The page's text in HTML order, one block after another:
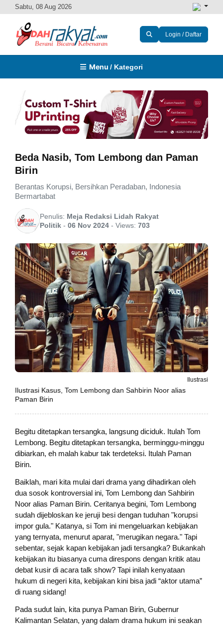
Sabtu, 08 Aug 2026
Login / Daftar
Menu / Kategori
Beda Nasib, Tom Lembong dan Paman
Birin
Berantas Korupsi, Bersihkan Peradaban, Indonesia
Bermartabat
Penulis: Meja Redaksi Lidah Rakyat
Politik - 06 Nov 2024 - Views: 703
Ilustrasi
Ilustrasi Kasus, Tom Lembong dan Sahbirin Noor alias
Paman Birin
Begitu ditetapkan tersangka, langsung diciduk. Itulah Tom
Lembong. Begitu ditetapkan tersangka, berminggu-minggu
dibiarkan, eh malah kabur tak terdeteksi. Itulah Paman
Birin.
Baiklah, mari kita mulai dari drama yang dihadirkan oleh
dua sosok kontroversial ini, Tom Lembong dan Sahbirin
Noor alias Paman Birin. Ceritanya begini, Tom Lembong
sudah dijebloskan ke jeruji besi dengan tuduhan "korupsi
impor gula." Katanya, si Tom ini mengeluarkan kebijakan
yang ternyata, menurut aparat, "merugikan negara." Tapi
sebentar, sejak kapan kebijakan jadi tersangka? Bukankah
kebijakan itu biasanya cuma direspons dengan kritik atau
debat kusir di acara talk show? Tapi inilah kenyataan
hukum di negeri kita, kebijakan kini bisa jadi “aktor utama”
di ruang sidang!
Pada sudut lain, kita punya Paman Birin, Gubernur
Kalimantan Selatan, yang dalam drama hukum ini seakan